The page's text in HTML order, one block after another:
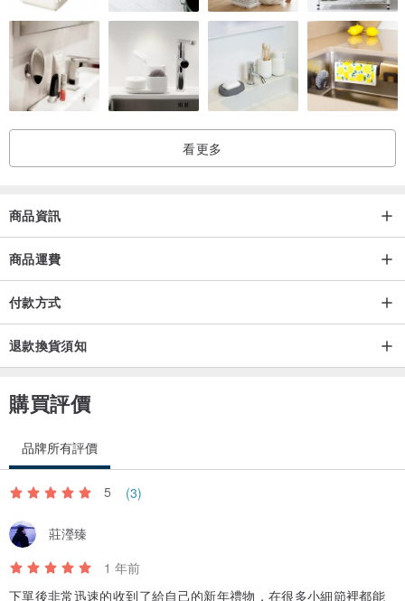
✦☾✦ 出貨 The shippingment ✦☾✦
1.原則上不接受急件，下標後五天內寄出，倘若真的非常急，請先來
訊詢問
2.週五傍晚後、週末與國定假日休息，不定時回覆訊息
3.避免過多的塑膠包裝，本店大部份包材為紙製品與盒裝
4.一筆訂單最多可以寄四盒，若超過敬請先來訊詢問
5.訂單內容物有：南歐小禮物、珠寶擦拭布、絨布收納袋、感謝卡，
保固期的時效分別為：
(1) 一個月內若有非人為的狀況，如：斷線，敬請聯繫我們，運費與維
修費將由i sea you承擔。
看更多
商品資訊
商品運費
付款方式
退款換貨須知
購買評價
品牌所有評價
5 (3)
莊瀅臻
1 年前
下單後非常迅速的收到了給自己的新年禮物，在很多小細節裡都能